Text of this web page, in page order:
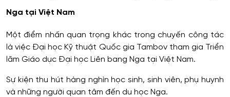
Nga tại Việt Nam
Một điểm nhấn quan trọng khác trong chuyến công tác
là việc Đại học Kỹ thuật Quốc gia Tambov tham gia Triển
lãm Giáo dục Đại học Liên bang Nga tại Việt Nam.
Sự kiện thu hút hàng nghìn học sinh, sinh viên, phụ huynh
và những người quan tâm đến du học Nga.